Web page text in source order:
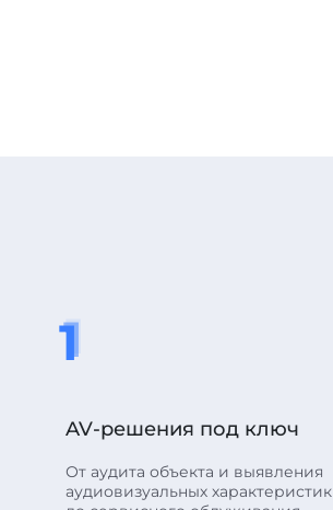
1
1
1
AV-решения под ключ
От аудита объекта и выявления
аудиовизуальных характеристик